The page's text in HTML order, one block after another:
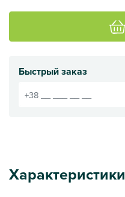
Быстрый заказ
Характеристики